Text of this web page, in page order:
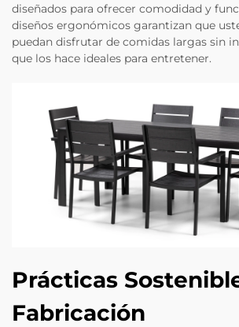
diseñados para ofrecer comodidad y
diseños ergonómicos garantizan que
puedan disfrutar de comidas largas sin
que los hace ideales para entretener.
Prácticas
Fabricación